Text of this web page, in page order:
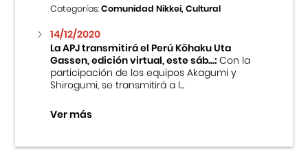
Categorías:Comunidad Nikkei, Cultural
14/12/2020
La APJ transmitirá el Perú Kōhaku Uta
Gassen, edición virtual, este sáb...:Con la
participación de los equipos Akagumi y
Shirogumi, se transmitirá a l...
Ver más